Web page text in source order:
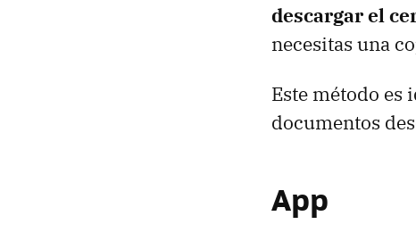
descargar el
necesitas una
Este método es
documentos
App